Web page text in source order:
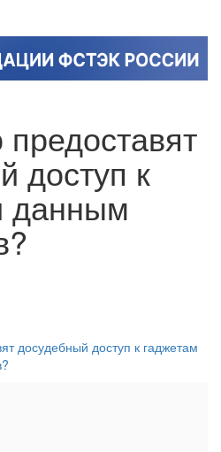
доступ к
данным
досудебный доступ к гаджетам